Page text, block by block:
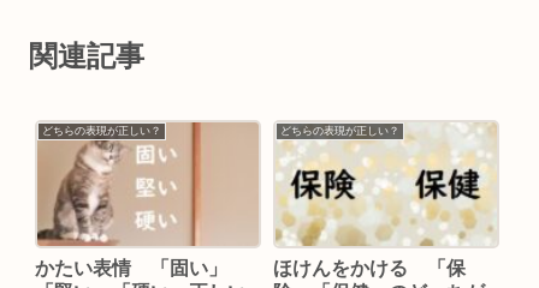
関連記事
どちらの表現が正しい？
かたい表情 「固い」
どちらの表現が正しい？
ほけんをかける 「保